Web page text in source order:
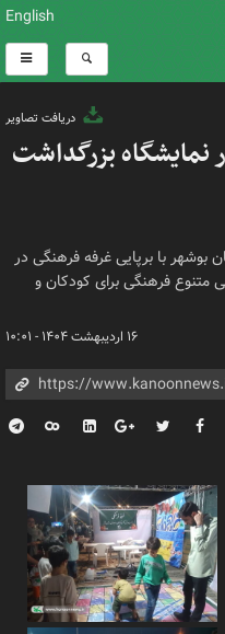
English
دریافت تصاویر
نمایشگاه بزرگداشت
بوشهر با برپایی غرفه فرهنگی در
متنوع فرهنگی برای کودکان و
۱۶ اردیبهشت ۱۴۰۴ - ۱۰:۰۱